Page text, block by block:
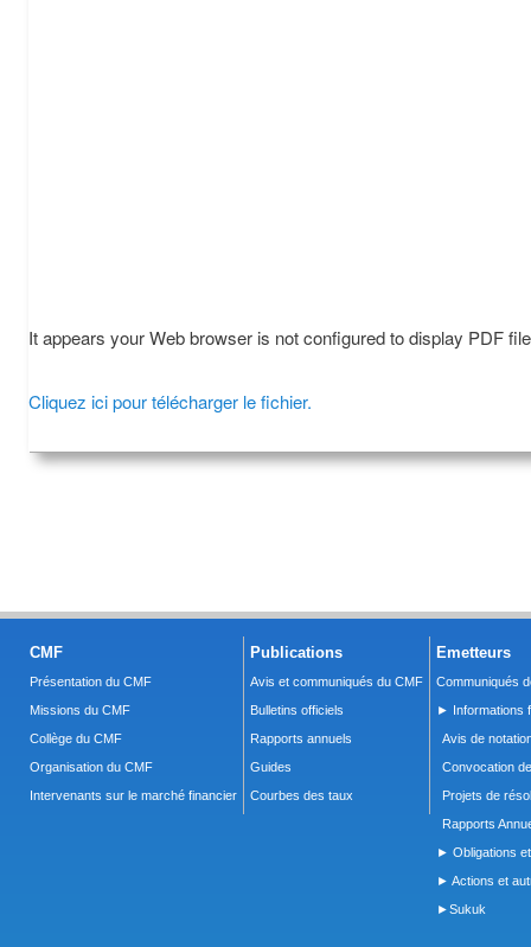
It appears your Web browser is not configured to display PDF
Cliquez ici pour télécharger le fichier.
CMF
Présentation du CMF
Missions du CMF
Collège du CMF
Organisation du CMF
Intervenants sur le marché financier
Publications
Avis et communiqués du CMF
Bulletins officiels
Rapports annuels
Guides
Courbes des taux
Emetteurs
Communiqués
► Informations
Avis de
Convocation
Projets de
Rapports
► Obligations
► Actions et
►Sukuk